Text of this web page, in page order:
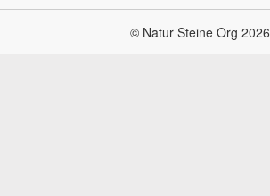
© Natur Steine Org 2026